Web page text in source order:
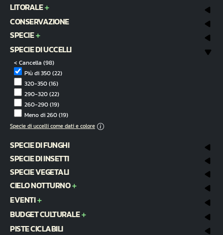
LITORALE
CONSERVAZIONE
SPECIE
SPECIE DI UCCELLI
< Cancella (98)
Più di 350(22)
320-350(16)
290-320(22)
260-290(19)
Meno di 260(19)
Specie di uccelli come dati e colore
SPECIE DI FUNGHI
SPECIE DI INSETTI
SPECIE VEGETALI
CIELO NOTTURNO
EVENTI
BUDGET CULTURALE
PISTE CICLABILI